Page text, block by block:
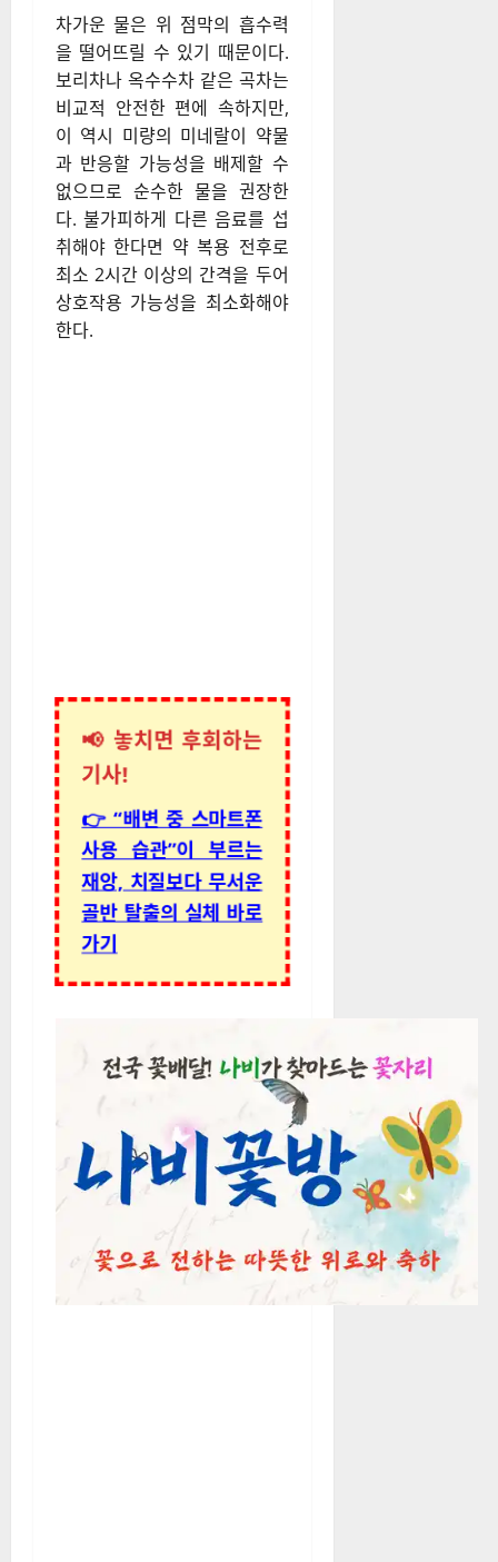
차가운 물은 위 점막의 흡수력
을 떨어뜨릴 수 있기 때문이다.
보리차나 옥수수차 같은 곡차는
비교적 안전한 편에 속하지만,
이 역시 미량의 미네랄이 약물
과 반응할 가능성을 배제할 수
없으므로 순수한 물을 권장한
다. 불가피하게 다른 음료를 섭
취해야 한다면 약 복용 전후로
최소 2시간 이상의 간격을 두어
상호작용 가능성을 최소화해야
한다.
📢 놓치면 후회하는
기사!
👉 “배변 중 스마트폰
사용 습관”이 부르는
재앙, 치질보다 무서운
골반 탈출의 실체 바로
가기